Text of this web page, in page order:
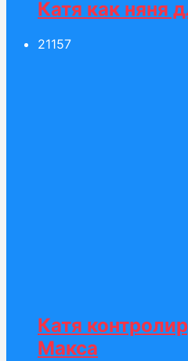
Катя как няня
21157
Катя
Макса